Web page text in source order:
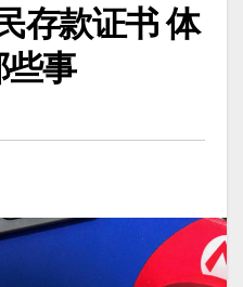
存款证书 体
些事